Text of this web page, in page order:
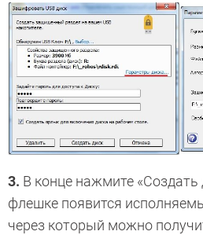
3. В конце нажмите «Создать
флешке появится
через который можно